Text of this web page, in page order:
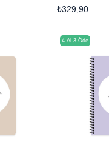
₺329,90
4 Al 3 Öde